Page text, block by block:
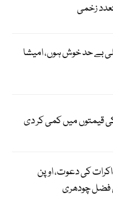
بے حد خوش ہوں، امیشا
قیمتوں میں کمی کر دی
کی دعوت، اوپن
فضل چودھری